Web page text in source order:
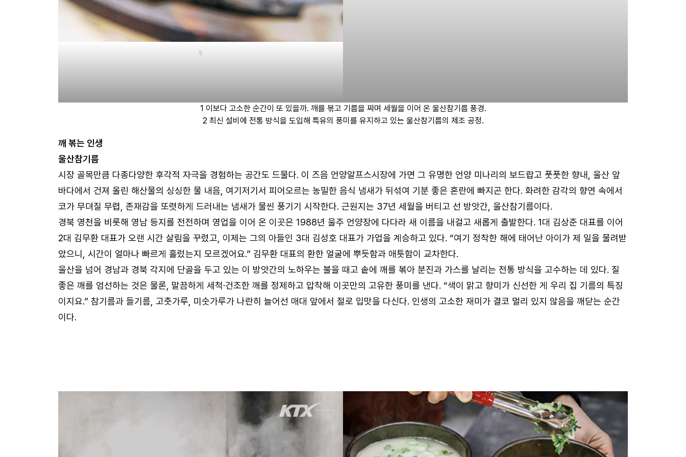
1
1 이보다 고소한 순간이 또 있을까. 깨를 볶고 기름을 짜며 세월을 이어 온 울산참기름 풍경.
2 최신 설비에 전통 방식을 도입해 특유의 풍미를 유지하고 있는 울산참기름의 제조 공정.
깨 볶는 인생
울산참기름
시장 골목만큼 다종다양한 후각적 자극을 경험하는 공간도 드물다. 이 즈음 언양알프스시장에 가면 그 유명한 언양 미나리의 보드랍고 풋풋한 향내, 울산 앞
바다에서 건져 올린 해산물의 싱싱한 물 내음, 여기저기서 피어오르는 농밀한 음식 냄새가 뒤섞여 기분 좋은 혼란에 빠지곤 한다. 화려한 감각의 향연 속에서
코가 무뎌질 무렵, 존재감을 또렷하게 드러내는 냄새가 물씬 풍기기 시작한다. 근원지는 37년 세월을 버티고 선 방앗간, 울산참기름이다.
경북 영천을 비롯해 영남 등지를 전전하며 영업을 이어 온 이곳은 1988년 울주 언양장에 다다라 새 이름을 내걸고 새롭게 출발한다. 1대 김상준 대표를 이어
2대 김무환 대표가 오랜 시간 살림을 꾸렸고, 이제는 그의 아들인 3대 김성호 대표가 가업을 계승하고 있다. “여기 정착한 해에 태어난 아이가 제 일을 물려받
았으니, 시간이 얼마나 빠르게 흘렀는지 모르겠어요.” 김무환 대표의 환한 얼굴에 뿌듯함과 애틋함이 교차한다.
울산을 넘어 경남과 경북 각지에 단골을 두고 있는 이 방앗간의 노하우는 불을 때고 솥에 깨를 볶아 분진과 가스를 날리는 전통 방식을 고수하는 데 있다. 질
좋은 깨를 엄선하는 것은 물론, 말끔하게 세척·건조한 깨를 정제하고 압착해 이곳만의 고유한 풍미를 낸다. “색이 맑고 향미가 신선한 게 우리 집 기름의 특징
이지요.” 참기름과 들기름, 고춧가루, 미숫가루가 나란히 늘어선 매대 앞에서 절로 입맛을 다신다. 인생의 고소한 재미가 결코 멀리 있지 않음을 깨닫는 순간
이다.